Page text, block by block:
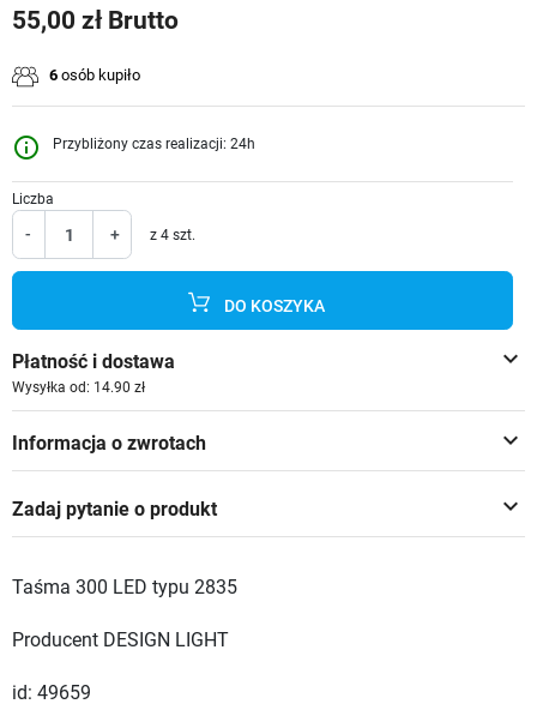
55,00 zł Brutto
6 osób kupiło
info_outline Przybliżony czas realizacji: 24h
Liczba
- + z 4 szt.
DO KOSZYKA
keyboard_arrow_down
Płatność i dostawa
Wysyłka od: 14.90 zł
keyboard_arrow_down
Informacja o zwrotach
keyboard_arrow_down
Zadaj pytanie o produkt
Taśma 300 LED typu 2835
Producent DESIGN LIGHT
id: 49659